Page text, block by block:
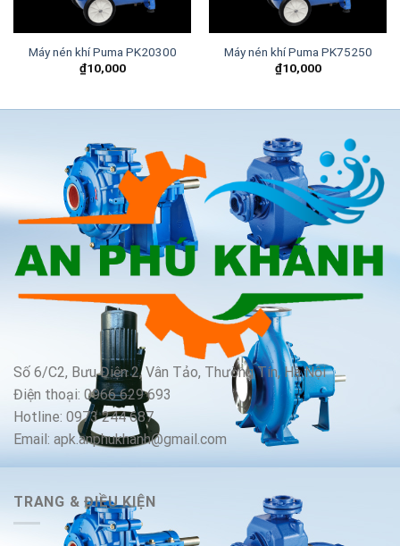
Máy nén khí Puma PK20300
₫10,000
Máy nén khí Puma PK75250
₫10,000
Số 6/C2, Bưu Điện 2, Vân Tảo, Thường Tín, Hà Nội
Điện thoại: 0966 629 693
Hotline: 0973 244 687
Email: apk.anphukhanh@gmail.com
TRANG & ĐIỀU KIỆN